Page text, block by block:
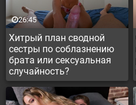
Хитрый план сводной
сестры по соблазнению
брата или сексуальная
случайность?
26:45